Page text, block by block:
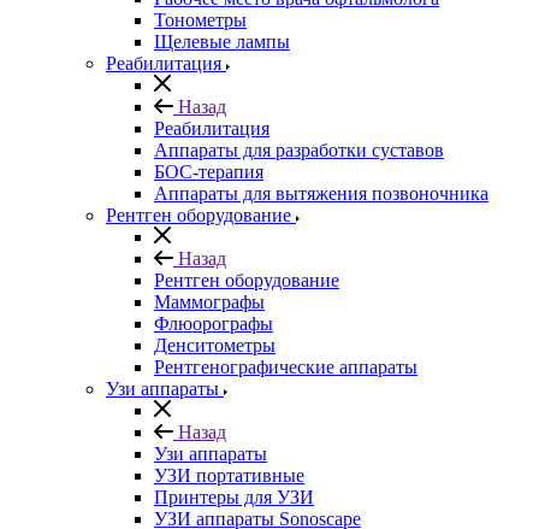
Тонометры
Щелевые лампы
Реабилитация
Назад
Реабилитация
Аппараты для разработки суставов
БОС-терапия
Аппараты для вытяжения позвоночника
Рентген оборудование
Назад
Рентген оборудование
Маммографы
Флюорографы
Денситометры
Рентгенографические аппараты
Узи аппараты
Назад
Узи аппараты
УЗИ портативные
Принтеры для УЗИ
УЗИ аппараты Sonoscape